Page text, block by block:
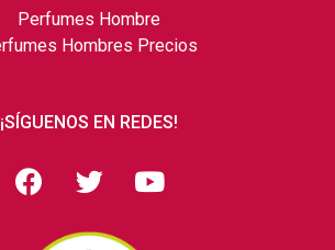
Perfumes Hombre
Hombres Precios
¡SÍGUENOS EN REDES!